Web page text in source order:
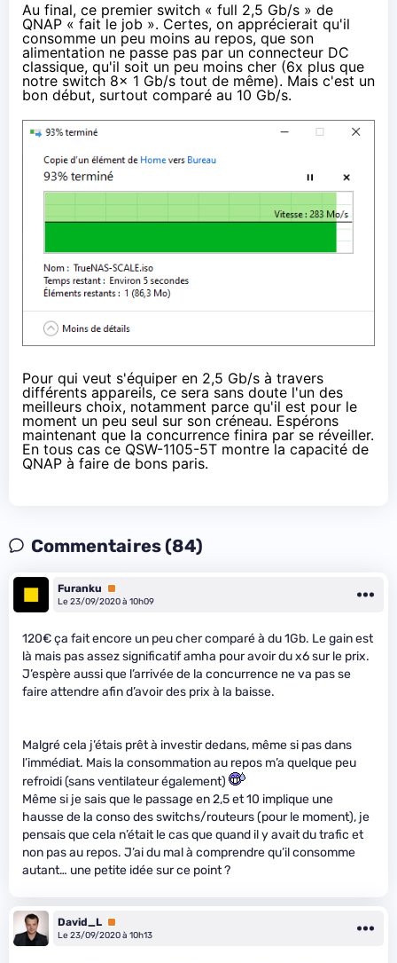
Au final, ce premier switch « full 2,5 Gb/s » de
QNAP « fait le job ». Certes, on apprécierait qu'il
consomme un peu moins au repos, que son
alimentation ne passe pas par un connecteur DC
classique, qu'il soit un peu moins cher (6x plus que
notre switch 8x 1 Gb/s tout de même). Mais c'est un
bon début, surtout comparé au 10 Gb/s.
Pour qui veut s'équiper en 2,5 Gb/s à travers
différents appareils, ce sera sans doute l'un des
meilleurs choix, notamment parce qu'il est pour le
moment un peu seul sur son créneau. Espérons
maintenant que la concurrence finira par se réveiller.
En tous cas ce QSW-1105-5T montre la capacité de
QNAP à faire de bons paris.
Commentaires (84)
Furanku
Premium
Le 23/09/2020 à 10h09
120€ ça fait encore un peu cher comparé à du 1Gb. Le gain est
là mais pas assez significatif amha pour avoir du x6 sur le prix.
J’espère aussi que l’arrivée de la concurrence ne va pas se
faire attendre afin d’avoir des prix à la baisse.
Malgré cela j’étais prêt à investir dedans, même si pas dans
l’immédiat. Mais la consommation au repos m’a quelque peu
refroidi (sans ventilateur également)
Même si je sais que le passage en 2,5 et 10 implique une
hausse de la conso des switchs/routeurs (pour le moment), je
pensais que cela n’était le cas que quand il y avait du trafic et
non pas au repos. J’ai du mal à comprendre qu’il consomme
autant… une petite idée sur ce point ?
David_L Premium
Le 23/09/2020 à 10h13